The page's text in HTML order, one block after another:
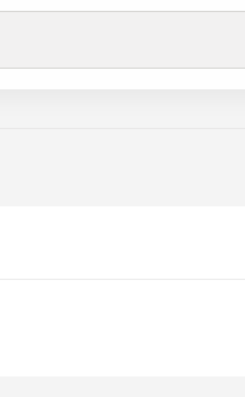
으로 가는 버스가 있습니다.
, 공항 버스
합니다.